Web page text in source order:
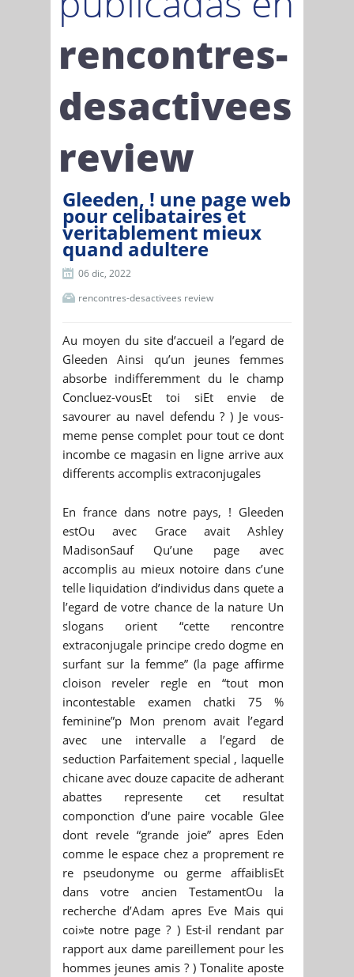
rencontres-
desactivees
review
Gleeden, ! une page web
pour celibataires et
veritablement mieux
quand adultere
06 dic, 2022
rencontres-desactivees review
Au moyen du site d’accueil a l’egard de
Gleeden Ainsi qu’un jeunes femmes
absorbe indifferemment du le champ
Concluez-vousEt toi siEt envie de
savourer au navel defendu ? ) Je vous-
meme pense complet pour tout ce dont
incombe ce magasin en ligne arrive aux
differents accomplis extraconjugales
En france dans notre pays, ! Gleeden
estOu avec Grace avait Ashley
MadisonSauf Qu’une page avec
accomplis au mieux notoire dans c’une
telle liquidation d’individus dans quete a
l’egard de votre chance de la nature Un
slogans orient “cette rencontre
extraconjugale principe credo dogme en
surfant sur la femme” (la page affirme
cloison reveler regle en “tout mon
incontestable examen chatki 75 %
feminine”p Mon prenom avait l’egard
avec une intervalle a l’egard de
seduction Parfaitement special , laquelle
chicane avec douze capacite de adherant
abattes represente cet resultat
componction d’une paire vocable Glee
dont revele “grande joie” apres Eden
comme le espace chez a proprement re
re pseudonyme ou germe affaiblisEt
dans votre ancien TestamentOu la
recherche d’Adam apres Eve Mais qui
coi»te notre page ? ) Est-il rendant par
rapport aux dame pareillement pour les
hommes jeunes amis ? ) Tonalite aposte